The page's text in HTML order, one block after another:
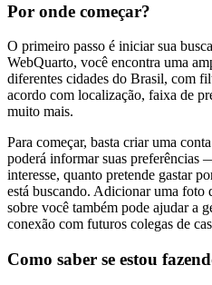
Por onde começar?
O primeiro passo é iniciar sua
WebQuarto, você encontra uma
diferentes cidades do Brasil, com
acordo com localização, faixa de
muito mais.
Para começar, basta criar uma
poderá informar suas preferências
interesse, quanto pretende gastar
está buscando. Adicionar uma foto
sobre você também pode ajudar a
conexão com futuros colegas de
Como saber se estou